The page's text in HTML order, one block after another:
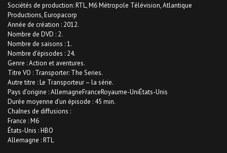
Sociétés de production: RTL, M6 Métropole Télévision, Atlantique
Productions, Europacorp
Année de création : 2012.
Nombre de DVD : 2.
Nombre de saisons : 1.
Nombre d’épisodes : 24.
Genre : Action et aventures.
Titre VO : Transporter: The Series.
Autre titre : Le Transporteur – la série.
Pays d’origine : AllemagneFranceRoyaume-UniÉtats-Unis
Durée moyenne d’un épisode : 45 min.
Chaînes de diffusions :
France : M6
États-Unis : HBO
Allemagne : RTL